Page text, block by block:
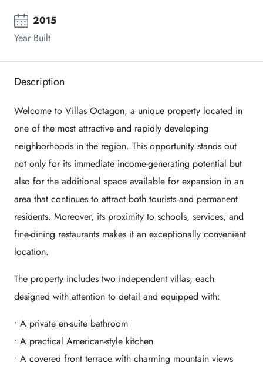
2015
Year Built
Description
Welcome to Villas Octagon, a unique property located in
one of the most attractive and rapidly developing
neighborhoods in the region. This opportunity stands out
not only for its immediate income-generating potential but
also for the additional space available for expansion in an
area that continues to attract both tourists and permanent
residents. Moreover, its proximity to schools, services, and
fine-dining restaurants makes it an exceptionally convenient
location.
The property includes two independent villas, each
designed with attention to detail and equipped with:
• A private en-suite bathroom
• A practical American-style kitchen
• A covered front terrace with charming mountain views